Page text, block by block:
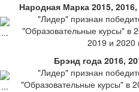
Народная Марка 2015,
"Лидер" признан
"Образовательные курсы" в
2019 и 2020
Брэнд года 2016,
"Лидер" признан
"Образовательные курсы" в